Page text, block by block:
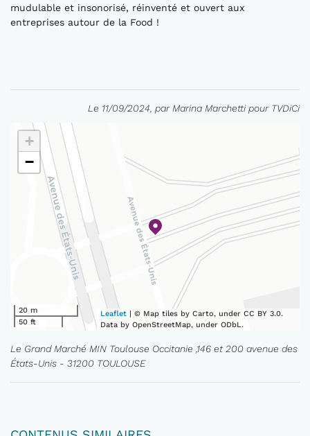
mudulable et insonorisé, réinventé et ouvert aux
entreprises autour de la Food !
Le 11/09/2024, par Marina Marchetti pour TVDiCi
+
−
20 m
50 ft
Leaflet | © Map tiles by Carto, under CC BY 3.0.
Data by OpenStreetMap, under ODbL.
Le Grand Marché MIN Toulouse Occitanie ,146 et 200 avenue des
États-Unis - 31200 TOULOUSE